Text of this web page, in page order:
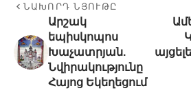
ՆԱԽՈՐԴ ՆՅՈՒԹԸ
Արշակ
եպիսկոպոս
Խաչատրյան.
Նվիրակությունը
Հայոց Եկեղեցում